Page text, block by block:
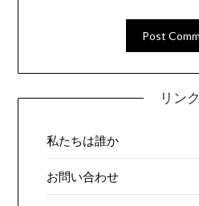
リンク
私たちは誰か
お問い合わせ